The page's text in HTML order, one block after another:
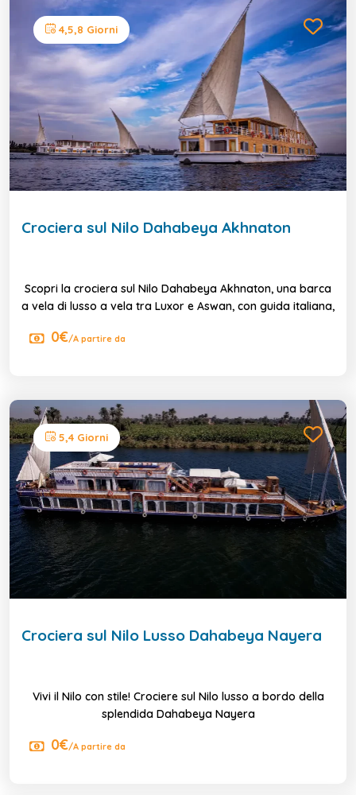
4,5,8 Giorni
Crociera sul Nilo Dahabeya Akhnaton
Scopri la crociera sul Nilo Dahabeya Akhnaton, una barca
a vela di lusso a vela tra Luxor e Aswan, con guida italiana,
0€/A partire da
5,4 Giorni
Crociera sul Nilo Lusso Dahabeya Nayera
Vivi il Nilo con stile! Crociere sul Nilo lusso a bordo della
splendida Dahabeya Nayera
0€/A partire da